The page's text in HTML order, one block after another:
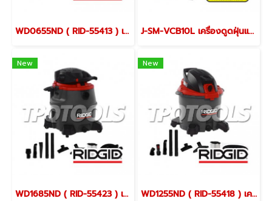
WD0655ND ( RID-55413 ) เครื่องดูดฝุ่นอุตสาหกรรมแห้ง-เปียก จุ 22.5 ลิตร / 6 แกลลอน RIDGID อเมริกา J-SM-VCB10L เครื่องดูดฝุ่นแห้ง/เปียก อุตสาหกรรม+เป่าลม ขนาด 10 ลิตร 220V / 1000W
New
WD1685ND ( RID-55423 ) เครื่องดูดฝุ่นอุตสาหกรรมแห้ง-เปียก จุ 60 ลิตร / 16 แกลลอน RIDGID อเมริกา
New
WD1255ND ( RID-55418 ) เครื่องดูดฝุ่นอุตสาหกรรมแห้ง-เปียก จุ 45 ลิตร / 12 แกลลอน RIDGID อเมริกา